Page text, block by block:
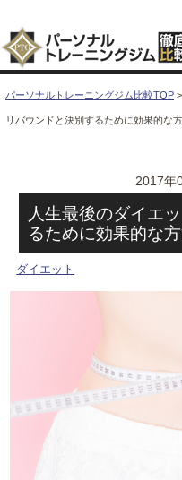
パーソナルトレーニングジム比較TOP >
リバウンドと決別するために効果的な
2017年
人生最後のダイエ
るために効果的な
ダイエット